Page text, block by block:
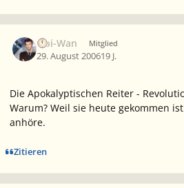
Obi-Wan Mitglied
29. August 200619 J.
Die Apokalyptischen Reiter -
Warum? Weil sie heute gekommen
anhöre.
Zitieren